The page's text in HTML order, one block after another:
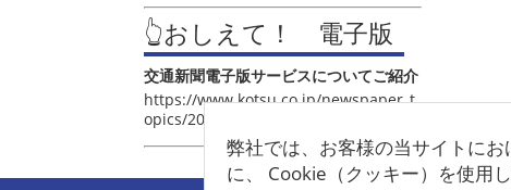
弊社では、お客様の当サイトに
に、 Cookie（クッキー）を使用し
👆おしえて！ 電子版
交通新聞電子版サービスについてご紹介
https://www.kotsu.co.jp/newspaper_t
opics/2021/post_4048.html